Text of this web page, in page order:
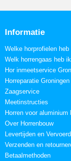
Informatie
Welke horprofielen
Welk horrengaas heb
Hor inmeetservice
Horreparatie Groningen
Zaagservice
Meetinstructies
Horren voor aluminium
Over Horrenbouw
Levertijden en
Verzenden en
Betaalmethoden